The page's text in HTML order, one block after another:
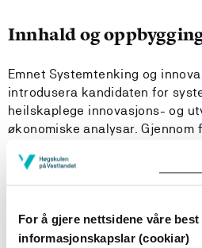
For å gjere nettsidene våre
informasjonskapslar (cookiar)
Innhald og
Emnet Systemtenking og
introdusera kandidaten for
heilskaplege innovasjons- og
økonomiske analysar. Gjennom
og "systems engineering" verte
Emnet skal mellom anna gi